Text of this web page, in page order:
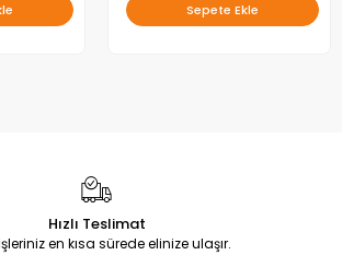
Sepete Ekle
Hızlı Teslimat
en kısa sürede elinize ulaşır.